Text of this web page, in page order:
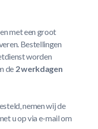
met een groot
Bestellingen
worden
de 2 werkdagen
nemen wij de
u op via e-mail om